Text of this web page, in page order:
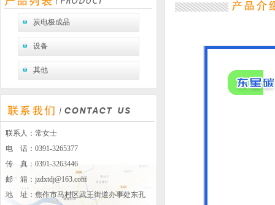
炭电极成品
设备
其他
联系人：常女士
电 话：0391-3265377
传 真：0391-3263446
邮 箱： jzdxtdj@163.com
地 址：焦作市马村区武王街道办事处东孔